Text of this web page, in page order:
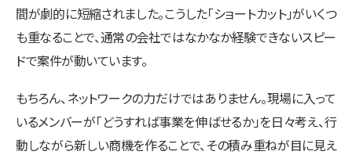
間が劇的に短縮されました。こうした「ショートカット」がいくつ
も重なることで、通常の会社ではなかなか経験できないスピー
ドで案件が動いています。
もちろん、ネットワークの力だけではありません。現場に入って
いるメンバーが「どうすれば事業を伸ばせるか」を日々考え、行
動しながら新しい商機を作ることで、その積み重ねが目に見え